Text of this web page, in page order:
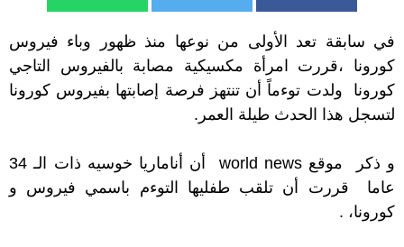
في سابقة تعد الأولى من نوعها منذ ظهور وباء فيروس
كورونا ،قررت امرأة مكسيكية مصابة بالفيروس التاجي
كورونا ولدت توءماً أن تنتهز فرصة إصابتها بفيروس كورونا
لتسجل هذا الحدث طيلة العمر.
و ذكر موقع world news أن أناماريا خوسيه ذات الـ 34
عاما قررت أن تلقب طفليها التوءم باسمي فيروس و
كورونا، .